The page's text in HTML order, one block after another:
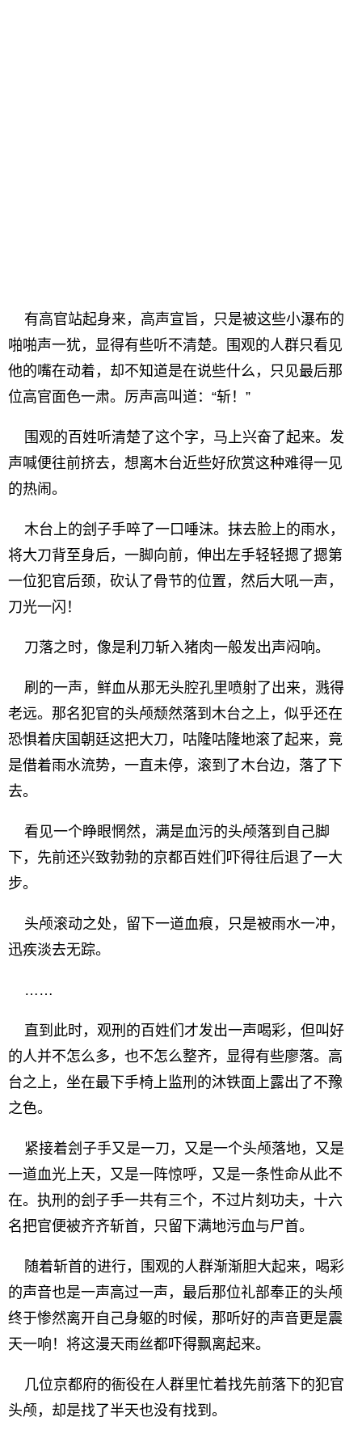
有高官站起身来，高声宣旨，只是被这些小瀑布的
啪啪声一犹，显得有些听不清楚。围观的人群只看见
他的嘴在动着，却不知道是在说些什么，只见最后那
位高官面色一肃。厉声高叫道：“斩！”
围观的百姓听清楚了这个字，马上兴奋了起来。发
声喊便往前挤去，想离木台近些好欣赏这种难得一见
的热闹。
木台上的刽子手啐了一口唾沫。抹去脸上的雨水，
将大刀背至身后，一脚向前，伸出左手轻轻摁了摁第
一位犯官后颈，砍认了骨节的位置，然后大吼一声，
刀光一闪！
刀落之时，像是利刀斩入猪肉一般发出声闷响。
刷的一声，鲜血从那无头腔孔里喷射了出来，溅得
老远。那名犯官的头颅颓然落到木台之上，似乎还在
恐惧着庆国朝廷这把大刀，咕隆咕隆地滚了起来，竟
是借着雨水流势，一直未停，滚到了木台边，落了下
去。
看见一个睁眼惘然，满是血污的头颅落到自己脚
下，先前还兴致勃勃的京都百姓们吓得往后退了一大
步。
头颅滚动之处，留下一道血痕，只是被雨水一冲，
迅疾淡去无踪。
……
直到此时，观刑的百姓们才发出一声喝彩，但叫好
的人并不怎么多，也不怎么整齐，显得有些廖落。高
台之上，坐在最下手椅上监刑的沐铁面上露出了不豫
之色。
紧接着刽子手又是一刀，又是一个头颅落地，又是
一道血光上天，又是一阵惊呼，又是一条性命从此不
在。执刑的刽子手一共有三个，不过片刻功夫，十六
名把官便被齐齐斩首，只留下满地污血与尸首。
随着斩首的进行，围观的人群渐渐胆大起来，喝彩
的声音也是一声高过一声，最后那位礼部奉正的头颅
终于惨然离开自己身躯的时候，那听好的声音更是震
天一响！将这漫天雨丝都吓得飘离起来。
几位京都府的衙役在人群里忙着找先前落下的犯官
头颅，却是找了半天也没有找到。